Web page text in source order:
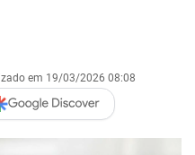
em 19/03/2026 08:08